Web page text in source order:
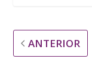
ANTERIOR